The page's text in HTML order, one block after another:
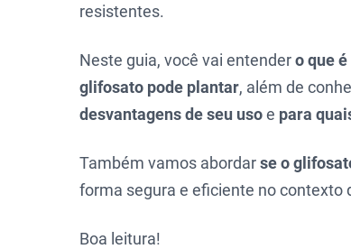
resistentes.
Neste guia, você vai entendero que
glifosato pode plantar, além de
desvantagens de seu usoe para
Também vamos abordarse o
forma segura e eficiente no contexto
Boa leitura!